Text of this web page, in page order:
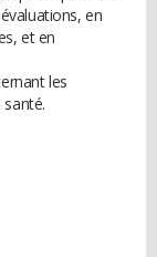
en
et en
les